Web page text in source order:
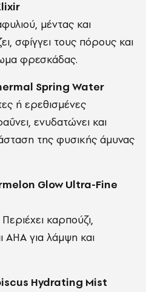
μέντας και
σφίγγει τους πόρους και
φρεσκάδας.
Spring Water
ή ερεθισμένες
ενυδατώνει και
της φυσικής άμυνας
Glow Ultra-Fine
καρπούζι,
AHA για λάμψη και
Hydrating Mist